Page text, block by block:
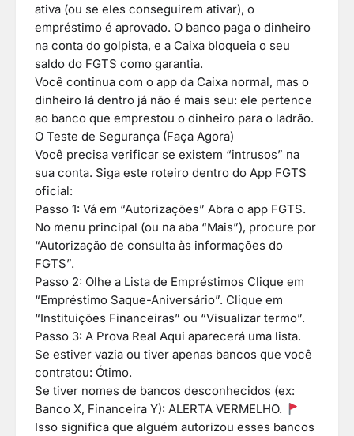
ativa (ou se eles conseguirem ativar), o
empréstimo é aprovado. O banco paga o dinheiro
na conta do golpista, e a Caixa bloqueia o seu
saldo do FGTS como garantia.
Você continua com o app da Caixa normal, mas o
dinheiro lá dentro já não é mais seu: ele pertence
ao banco que emprestou o dinheiro para o ladrão.
O Teste de Segurança (Faça Agora)
Você precisa verificar se existem “intrusos” na
sua conta. Siga este roteiro dentro do App FGTS
oficial:
Passo 1: Vá em “Autorizações” Abra o app FGTS.
No menu principal (ou na aba “Mais”), procure por
“Autorização de consulta às informações do
FGTS”.
Passo 2: Olhe a Lista de Empréstimos Clique em
“Empréstimo Saque-Aniversário”. Clique em
“Instituições Financeiras” ou “Visualizar termo”.
Passo 3: A Prova Real Aqui aparecerá uma lista.
Se estiver vazia ou tiver apenas bancos que você
contratou: Ótimo.
Se tiver nomes de bancos desconhecidos (ex:
Banco X, Financeira Y): ALERTA VERMELHO.
Isso significa que alguém autorizou esses bancos